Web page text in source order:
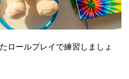
ロールプレイで練習しましょ